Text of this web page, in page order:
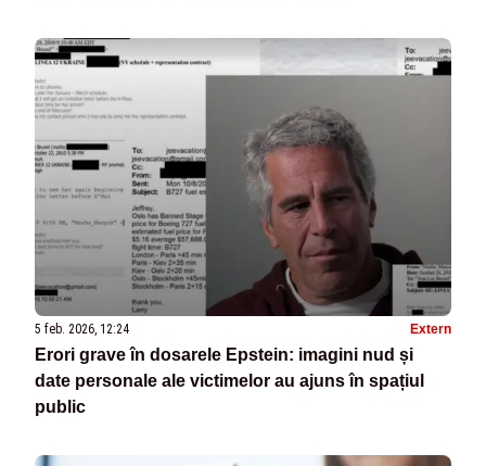
5 feb. 2026, 12:24 Extern
Erori grave în dosarele Epstein: imagini nud și
date personale ale victimelor au ajuns în spațiul
public